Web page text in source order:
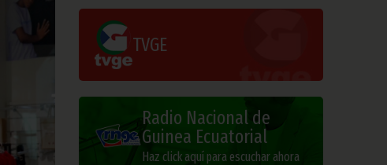
TVGE
Radio Nacional de
Guinea Ecuatorial
Haz click aquí para escuchar ahora